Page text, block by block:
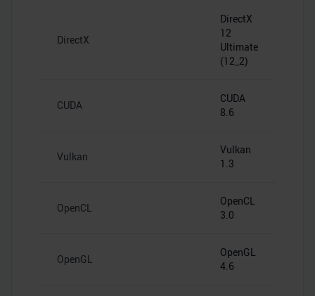
DirectX
DirectX
12
Ultimate
(12_2)
CUDA
CUDA
8.6
Vulkan
Vulkan
1.3
OpenCL
OpenCL
3.0
OpenGL
OpenGL
4.6